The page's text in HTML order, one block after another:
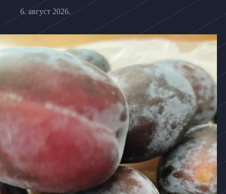
6. август 2026.